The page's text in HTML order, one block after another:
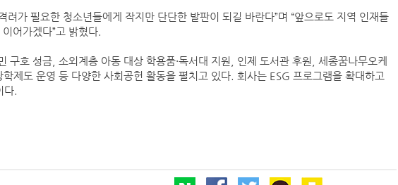
려가 필요한 청소년들에게 작지만 단단한 발판이 되길 바란다”며 “앞으로도 지역 인재들
어가겠다”고 밝혔다.
구호 성금, 소외계층 아동 대상 학용품·독서대 지원, 인제 도서관 후원, 세종꿈나무오케
제도 운영 등 다양한 사회공헌 활동을 펼치고 있다. 회사는 ESG 프로그램을 확대하고
.